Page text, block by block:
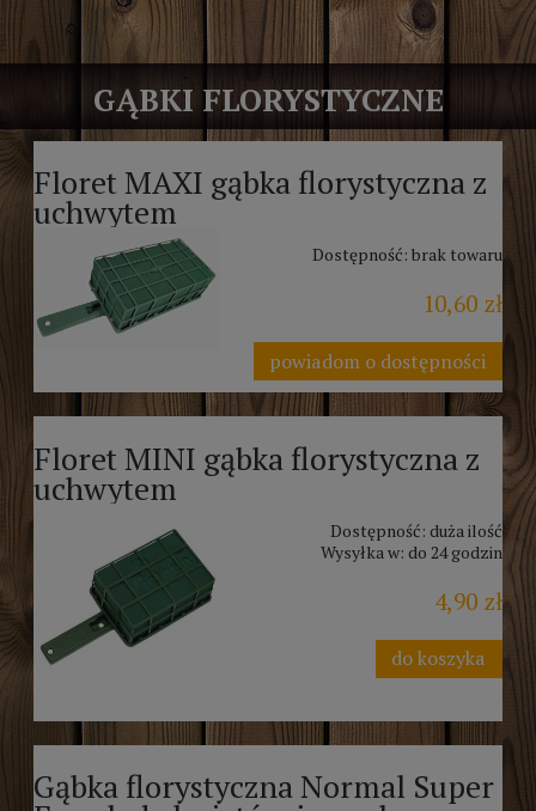
GĄBKI FLORYSTYCZNE
Floret MAXI gąbka florystyczna z
uchwytem
Dostępność: brak towaru
10,60 zł
powiadom o dostępności
Floret MINI gąbka florystyczna z
uchwytem
Dostępność: duża ilość
Wysyłka w: do 24 godzin
4,90 zł
do koszyka
Gąbka florystyczna Normal Super